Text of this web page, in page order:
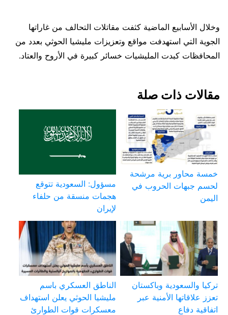
وخلال الأسابيع الماضية كثفت مقاتلات التحالف من غاراتها
الجوية التي استهدفت مواقع وتعزيزات مليشيا الحوثي بعدد من
المحافظات كبدت المليشيات خسائر كبيرة في الأروح والعتاد.
مقالات ذات صلة
خمسة محاور برية مرشحة
لحسم جبهات الحروب في
اليمن
مسؤول: السعودية تتوقع
هجمات منسقة من حلفاء
لإيران
تركيا والسعودية وباكستان
تعزز علاقاتها الأمنية عبر
اتفاقية دفاع
الناطق العسكري باسم
مليشيا الحوثي يعلن استهداف
معسكرات قوات الطوارئ